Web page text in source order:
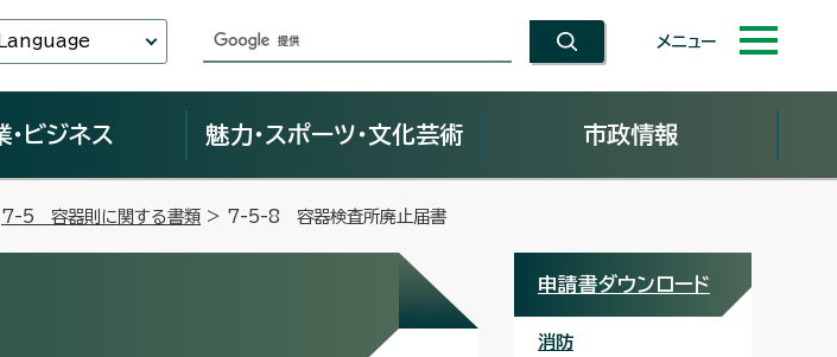
メニュー
・ビジネス 魅力・スポーツ・文化芸術 市政情報
7-5 容器則に関する書類 > 7-5-8 容器検査所廃止届書
申請書ダウンロード
消防